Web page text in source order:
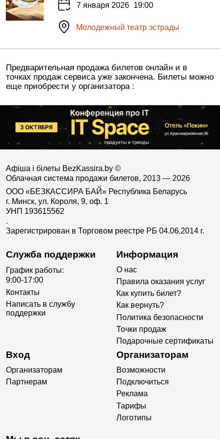
7 января 2026 19:00
Молодежный театр эстрады
Предварительная продажа билетов онлайн и в
точках продаж сервиса уже закончена. Билеты можно
еще приобрести у организатора :
Афіша і білеты BezKassira.by ©
Облачная система продажи билетов, 2013 — 2026
ООО «БЕЗКАССИРА БАЙ» Республика Беларусь
г. Минск, ул. Короля, 9, оф. 1
УНП 193615562
.
Зарегистрирован в Торговом реестре РБ 04.06.2014 г.
Служба поддержки
График работы:
9:00-17:00
Контакты
Написать в службу
поддержки
Информация
О нас
Правила оказания услуг
Как купить билет?
Как вернуть?
Политика безопасности
Точки продаж
Подарочные сертификаты
Вход
Организаторам
Партнерам
Организаторам
Возможности
Подключиться
Реклама
Тарифы
Логотипы